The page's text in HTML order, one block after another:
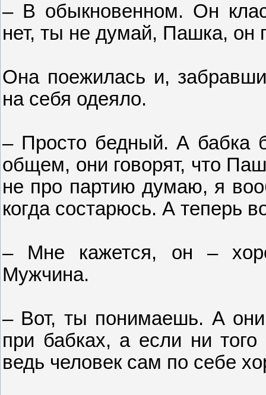
– В обыкновенном. Он
нет, ты не думай, Пашка, он
Она поежилась и,
на себя одеяло.
– Просто бедный. А бабка
общем, они говорят, что
не про партию думаю, я
когда состарюсь. А теперь
– Мне кажется, он –
Мужчина.
– Вот, ты понимаешь. А
при бабках, а если ни
ведь человек сам по себе